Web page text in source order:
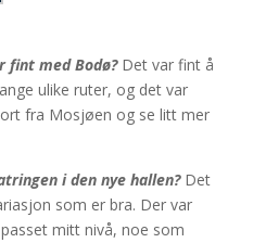
fint med Bodø? Det var fint å
ulike ruter, og det var
fra Mosjøen og se litt mer
i den nye hallen?Det
som er bra. Der var
mitt nivå, noe som